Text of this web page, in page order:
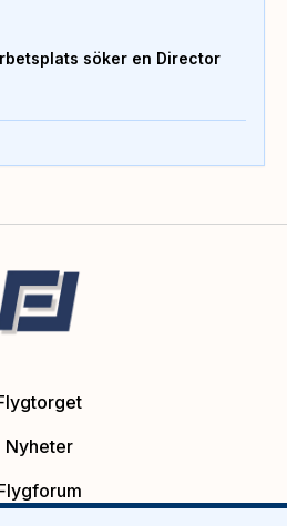
söker en Director
Nyheter